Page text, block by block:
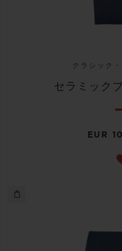
クラシック
セラミック
EUR